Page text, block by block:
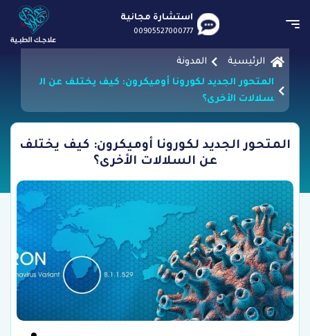
استشارة مجانية
00905527000777
الرئيسية
المدونة
المتحور الجديد لكورونا أوميكرون: كيف يختلف عن ال
سلالات الأخرى؟
المتحور الجديد لكورونا أوميكرون: كيف يختلف
عن السلالات الأخرى؟